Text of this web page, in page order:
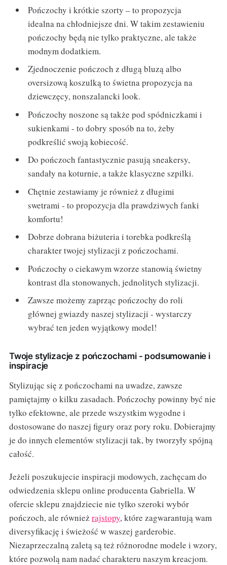
Pończochy i krótkie szorty – to propozycja
idealna na chłodniejsze dni. W takim zestawieniu
pończochy będą nie tylko praktyczne, ale także
modnym dodatkiem.
Zjednoczenie pończoch z długą bluzą albo
oversizową koszulką to świetna propozycja na
dziewczęcy, nonszalancki look.
Pończochy noszone są także pod spódniczkami i
sukienkami - to dobry sposób na to, żeby
podkreślić swoją kobiecość.
Do pończoch fantastycznie pasują sneakersy,
sandały na koturnie, a także klasyczne szpilki.
Chętnie zestawiamy je również z długimi
swetrami - to propozycja dla prawdziwych fanki
komfortu!
Dobrze dobrana biżuteria i torebka podkreślą
charakter twojej stylizacji z pończochami.
Pończochy o ciekawym wzorze stanowią świetny
kontrast dla stonowanych, jednolitych stylizacji.
Zawsze możemy zaprząc pończochy do roli
głównej gwiazdy naszej stylizacji - wystarczy
wybrać ten jeden wyjątkowy model!
Twoje stylizacje z pończochami - podsumowanie i
inspiracje
Stylizując się z pończochami na uwadze, zawsze
pamiętajmy o kilku zasadach. Pończochy powinny być nie
tylko efektowne, ale przede wszystkim wygodne i
dostosowane do naszej figury oraz pory roku. Dobierajmy
je do innych elementów stylizacji tak, by tworzyły spójną
całość.
Jeżeli poszukujecie inspiracji modowych, zachęcam do
odwiedzenia sklepu online producenta Gabriella. W
ofercie sklepu znajdziecie nie tylko szeroki wybór
pończoch, ale również rajstopy, które zagwarantują wam
diversyfikację i świeżość w waszej garderobie.
Niezaprzeczalną zaletą są też różnorodne modele i wzory,
które pozwolą nam nadać charakteru naszym kreacjom.